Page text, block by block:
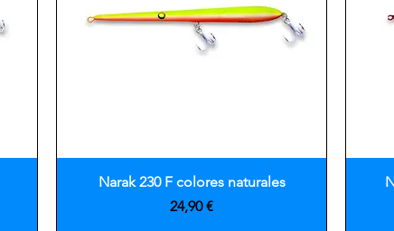
Vista rápida
Narak 230 F colores naturales
Precio
24,90 €